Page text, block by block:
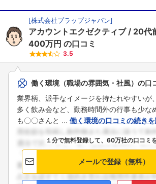
[株式会社プラップジャパン]
アカウントエクゼクティブ 20代
400万円 の口コミ
3.5
働く環境（職場の雰囲気・社風）の口
業界柄、派手なイメージを持たれやすいが
多く飲み会など、勤務時間外の行事も少な
も〇〇さんと ... 働く環境の口コミの続き
１分で無料登録して、60万社の口コミ
メールで登録（無料）